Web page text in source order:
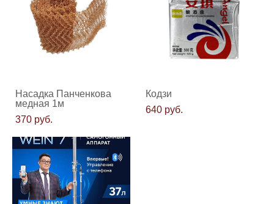
Насадка Панченкова
медная 1м
370 pуб.
Кодзи
640 pуб.